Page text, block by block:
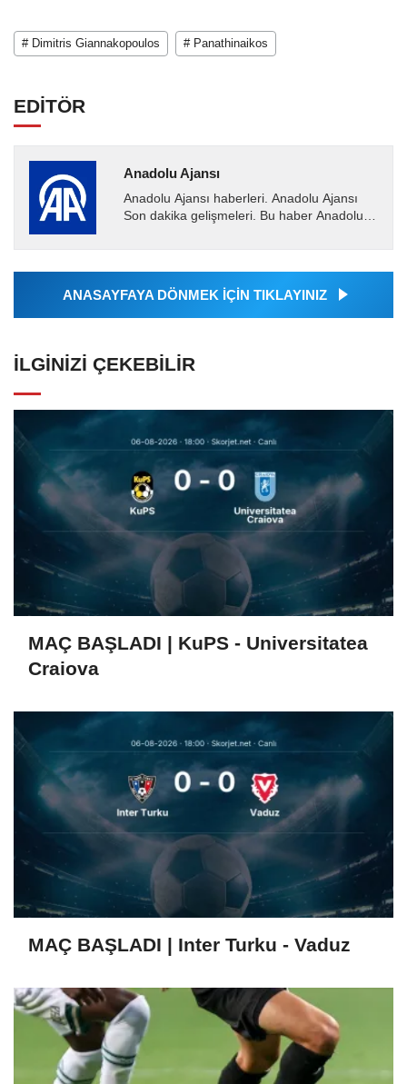
# Dimitris Giannakopoulos # Panathinaikos
EDİTÖR
Anadolu Ajansı
Anadolu Ajansı haberleri. Anadolu Ajansı
Son dakika gelişmeleri. Bu haber Anadolu
Ajansı tarafından...
ANASAYFAYA DÖNMEK İÇİN TIKLAYINIZ
İLGINIZI ÇEKEBILIR
MAÇ BAŞLADI | KuPS - Universitatea
Craiova
MAÇ BAŞLADI | Inter Turku - Vaduz